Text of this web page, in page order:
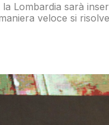
Lombardia sarà
veloce si